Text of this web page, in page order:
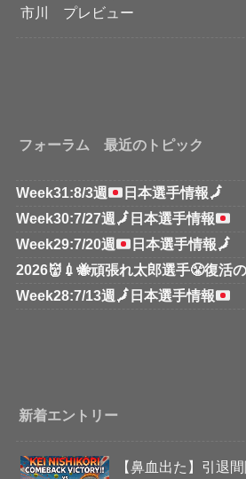
市川 プレビュー
フォーラム 最近のトピック
Week31:8/3週 日本選手情報🗾
Week30:7/27週 🗾 日本選手情報
Week29:7/20週
日本選手情報🗾
2026👹💉🐝頑張れ太郎選手😤復活
Week28:7/13週 🗾 日本選手情報
新着エントリー
【鼻血出た】引退